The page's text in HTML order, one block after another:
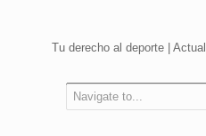
Tu derecho al deporte |
Navigate to...